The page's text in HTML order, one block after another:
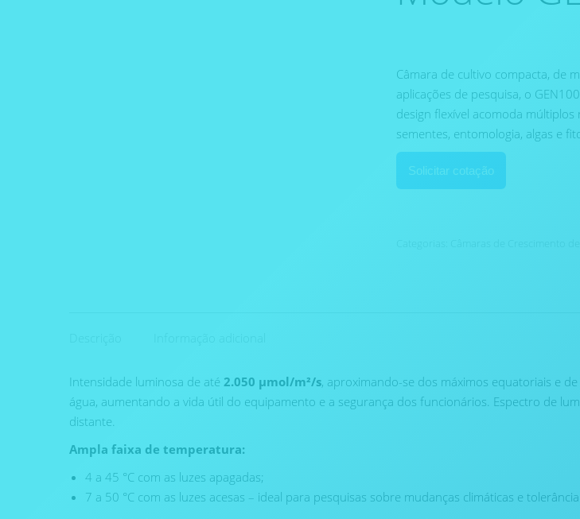
Câmara de cultivo compacta, de
aplicações de pesquisa, o
design flexível acomoda
sementes, entomologia, algas e
Solicitar cotação
Intensidade luminosa de até 2.050 μmol/m²/s, aproximando-se dos máximos equatoriais e
água, aumentando a vida útil do equipamento e a segurança dos funcionários. Espectro de
distante.
Ampla faixa de temperatura:
4 a 45 °C com as luzes apagadas;
7 a 50 °C com as luzes acesas – ideal para pesquisas sobre mudanças climáticas e